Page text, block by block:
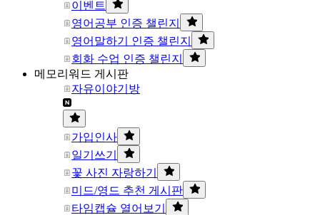
이벤트
영어공부 인증 챌린지
영어말하기 인증 챌린지
회화 수업 인증 챌린지
메모리워드 게시판
자유이야기방
가입인사
일기쓰기
꽃 사진 자랑하기
미드/영드 추천 게시판
타임캡슐 열어보기